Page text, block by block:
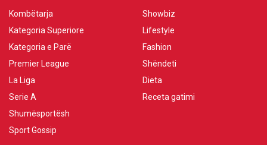
Kombëtarja
Kategoria Superiore
Kategoria e Parë
Premier League
La Liga
Serie A
Shumësportësh
Sport Gossip
Showbiz
Lifestyle
Fashion
Shëndeti
Dieta
Receta gatimi